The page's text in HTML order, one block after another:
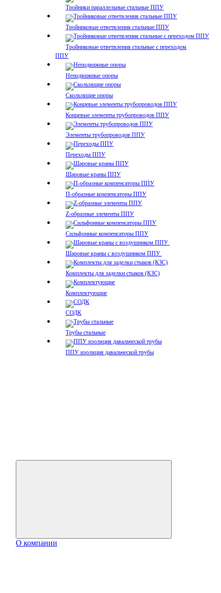
Тройники параллельные стальные ППУ
Тройниковые ответвления стальные ППУ
Тройниковые ответвления стальные с переходом
ППУ
Неподвижные опоры
Скользящие опоры
Концевые элементы трубопроводов ППУ
Элементы трубопроводов ППУ
Переходы ППУ
Шаровые краны ППУ
П-образные компенсаторы ППУ
Z-образные элементы ППУ
Сильфонные компенсаторы ППУ
Шаровые краны с воздушником ППУ
Комплекты для заделки стыков (КЗС)
Комплектующие
СОДК
Трубы стальные
ППУ изоляция давальческой трубы
О компании